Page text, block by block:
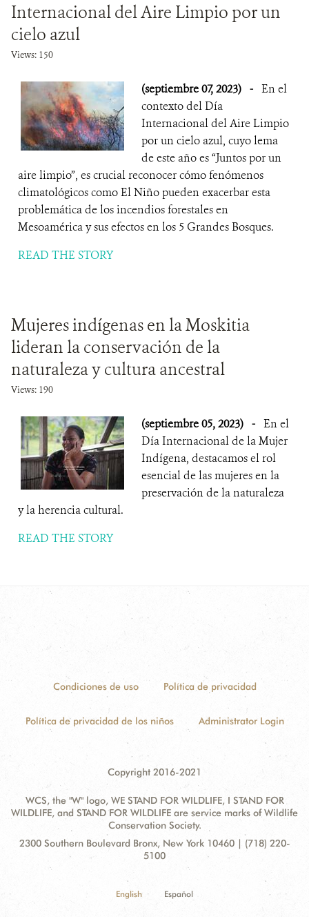
Internacional del Aire Limpio por un
cielo azul
Views: 150
(septiembre 07, 2023) - En el
contexto del Día
Internacional del Aire Limpio
por un cielo azul, cuyo lema
de este año es “Juntos por un
aire limpio”, es crucial reconocer cómo fenómenos
climatológicos como El Niño pueden exacerbar esta
problemática de los incendios forestales en
Mesoamérica y sus efectos en los 5 Grandes Bosques.
READ THE STORY
Mujeres indígenas en la Moskitia
lideran la conservación de la
naturaleza y cultura ancestral
Views: 190
(septiembre 05, 2023) - En el
Día Internacional de la Mujer
Indígena, destacamos el rol
esencial de las mujeres en la
preservación de la naturaleza
y la herencia cultural.
READ THE STORY
Condiciones de uso Política de privacidad
Política de privacidad de los niños Administrator Login
Copyright 2016-2021
WCS, the "W" logo, WE STAND FOR WILDLIFE, I STAND FOR
WILDLIFE, and STAND FOR WILDLIFE are service marks of Wildlife
Conservation Society.
Contact
Address:
2300 Southern Boulevard Bronx, New York 10460 | (718) 220-
5100
English Español